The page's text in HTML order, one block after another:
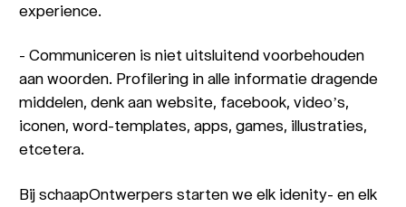
experience.
- Communiceren is niet uitsluitend voorbehouden
aan woorden. Profilering in alle informatie dragende
middelen, denk aan website, facebook, video’s,
iconen, word-templates, apps, games, illustraties,
etcetera.
Bij schaapOntwerpers starten we elk idenity- en elk